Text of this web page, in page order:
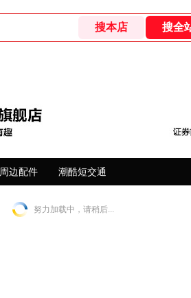
周边配件 潮酷短交通
努力加载中，请稍后...